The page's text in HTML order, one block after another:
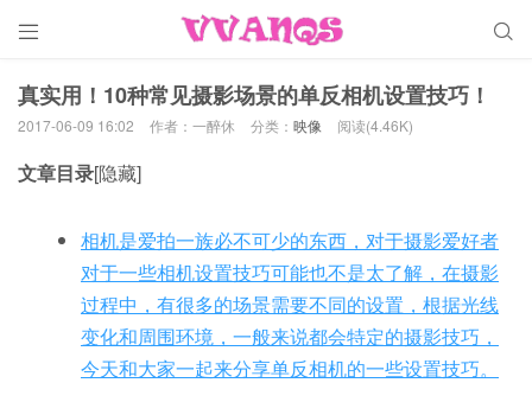
 
真实用！10种常见摄影场景的单反相机设置技巧！
2017-06-09 16:02 作者：一醉休 分类： 映像 阅读(4.46K)
文章目录[隐藏]
相机是爱拍一族必不可少的东西，对于摄影爱好者
对于一些相机设置技巧可能也不是太了解，在摄影
过程中，有很多的场景需要不同的设置，根据光线
变化和周围环境，一般来说都会特定的摄影技巧，
今天和大家一起来分享单反相机的一些设置技巧。